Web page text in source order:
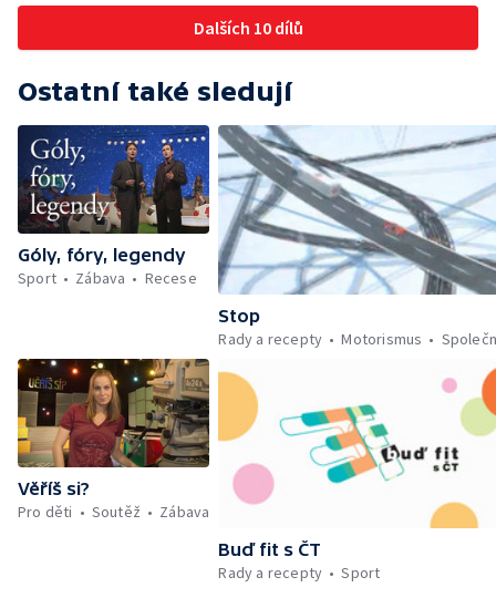
Dalších 10 dílů
Ostatní také sledují
Góly, fóry, legendy
Sport
Zábava
Recese
Stop
Rady a recepty
Motorismus
Věříš si?
Pro děti
Soutěž
Zábava
Buď fit s ČT
Rady a recepty
Sport